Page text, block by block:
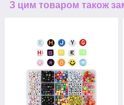
З цим товаром також